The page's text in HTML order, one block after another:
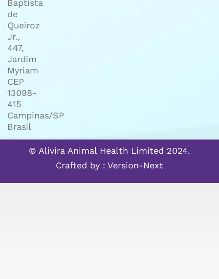
Baptista
de
Queiroz
Jr.,
447,
Jardim
Myriam
CEP
13098-
415
Campinas/SP
Brasil
© Alivira Animal Health Limited 2024.
Crafted by : Version-Next